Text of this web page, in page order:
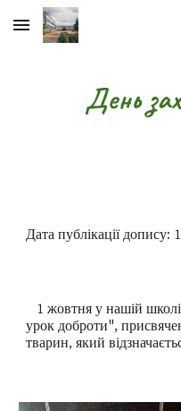
Skip to main content
День
Дата публікації
1 жовтня у нашій школі
урок доброти",
тварин, який